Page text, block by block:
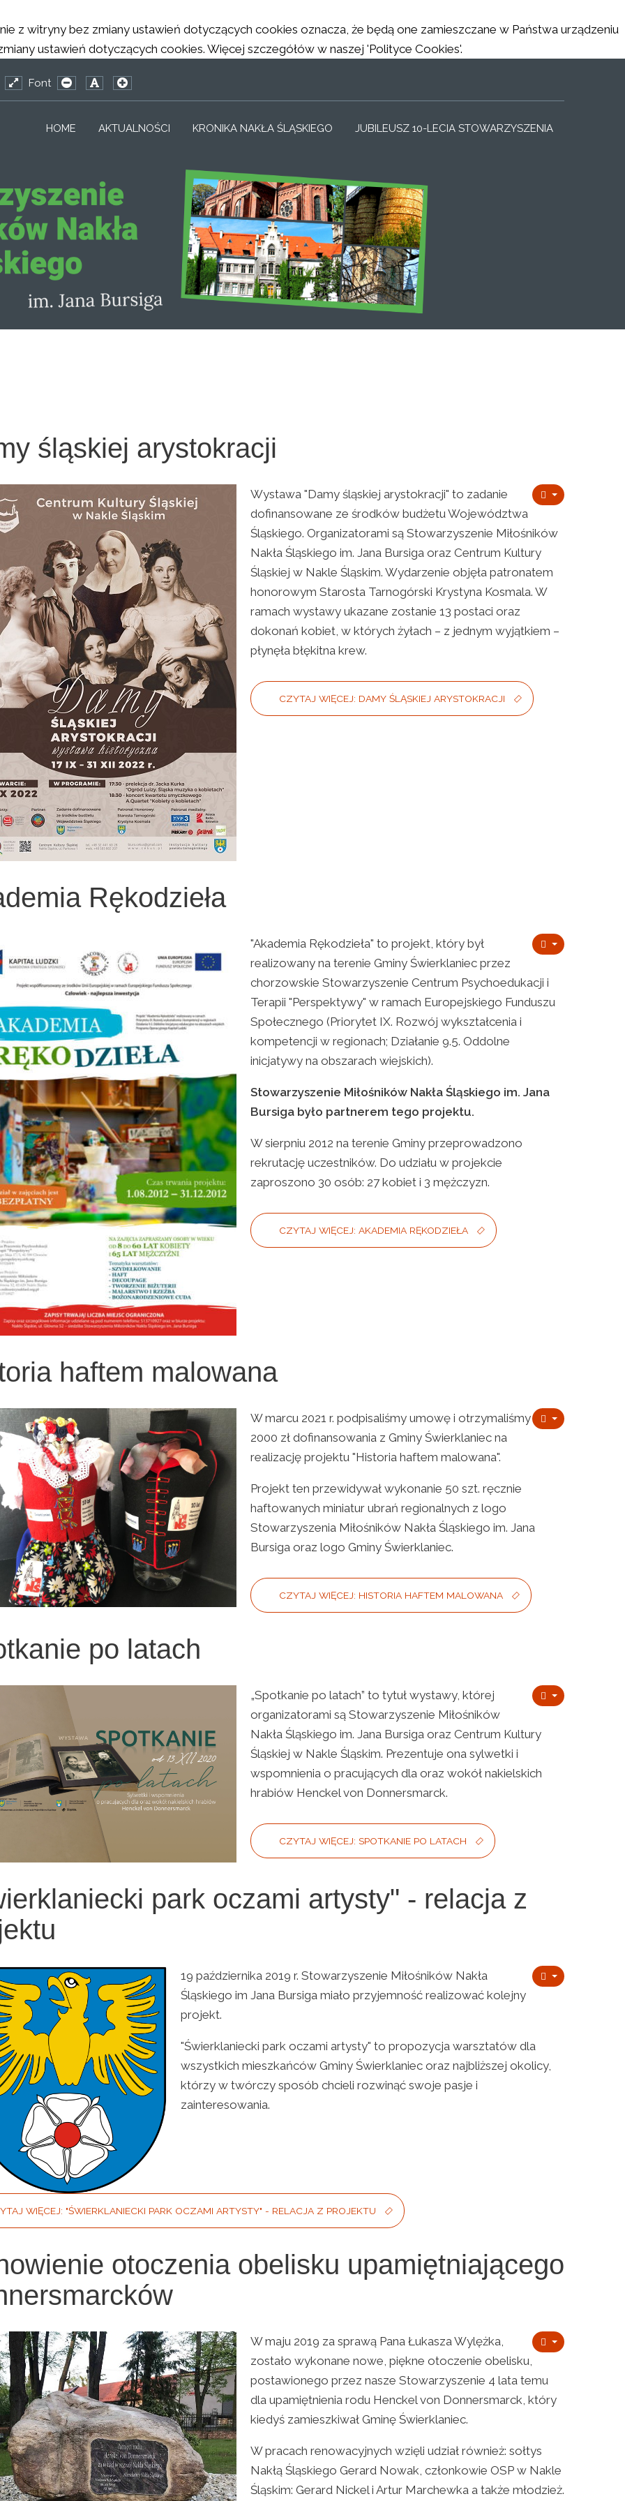
z witryny bez zmiany ustawień dotyczących cookies oznacza, że będą one zamieszczane w Państwa urządzeniu
ustawień dotyczących cookies. Więcej szczegółów w naszej 'Polityce Cookies'.
Font
HOME AKTUALNOŚCI KRONIKA NAKŁA ŚLĄSKIEGO JUBILEUSZ 10-LECIA STOWARZYSZENIA
śląskiej arystokracji
Wystawa "Damy śląskiej arystokracji" to zadanie
dofinansowane ze środków budżetu Województwa
Śląskiego. Organizatorami są Stowarzyszenie Miłośników
Nakła Śląskiego im. Jana Bursiga oraz Centrum Kultury
Śląskiej w Nakle Śląskim. Wydarzenie objęła patronatem
honorowym Starosta Tarnogórski Krystyna Kosmala. W
ramach wystawy ukazane zostanie 13 postaci oraz
dokonań kobiet, w których żyłach – z jednym wyjątkiem –
płynęła błękitna krew.
CZYTAJ WIĘCEJ: DAMY ŚLĄSKIEJ ARYSTOKRACJI
Rękodzieła
"Akademia Rękodzieła" to projekt, który był
realizowany na terenie Gminy Świerklaniec przez
chorzowskie Stowarzyszenie Centrum Psychoedukacji i
Terapii "Perspektywy" w ramach Europejskiego Funduszu
Społecznego (Priorytet IX. Rozwój wykształcenia i
kompetencji w regionach; Działanie 9.5. Oddolne
inicjatywy na obszarach wiejskich).
Stowarzyszenie Miłośników Nakła Śląskiego im. Jana
Bursiga było partnerem tego projektu.
W sierpniu 2012 na terenie Gminy przeprowadzono
rekrutację uczestników. Do udziału w projekcie
zaproszono 30 osób: 27 kobiet i 3 mężczyzn.
CZYTAJ WIĘCEJ: AKADEMIA RĘKODZIEŁA
haftem malowana
W marcu 2021 r. podpisaliśmy umowę i otrzymaliśmy
2000 zł dofinansowania z Gminy Świerklaniec na
realizację projektu "Historia haftem malowana".
Projekt ten przewidywał wykonanie 50 szt. ręcznie
haftowanych miniatur ubrań regionalnych z logo
Stowarzyszenia Miłośników Nakła Śląskiego im. Jana
Bursiga oraz logo Gminy Świerklaniec.
CZYTAJ WIĘCEJ: HISTORIA HAFTEM MALOWANA
po latach
„Spotkanie po latach” to tytuł wystawy, której
organizatorami są Stowarzyszenie Miłośników
Nakła Śląskiego im. Jana Bursiga oraz Centrum Kultury
Śląskiej w Nakle Śląskim. Prezentuje ona sylwetki i
wspomnienia o pracujących dla oraz wokół nakielskich
hrabiów Henckel von Donnersmarck.
CZYTAJ WIĘCEJ: SPOTKANIE PO LATACH
park oczami artysty" - relacja z
19 października 2019 r. Stowarzyszenie Miłośników Nakła
Śląskiego im Jana Bursiga miało przyjemność realizować kolejny
projekt.
"Świerklaniecki park oczami artysty" to propozycja warsztatów dla
wszystkich mieszkańców Gminy Świerklaniec oraz najbliższej okolicy,
którzy w twórczy sposób chcieli rozwinąć swoje pasje i
zainteresowania.
WIĘCEJ: "ŚWIERKLANIECKI PARK OCZAMI ARTYSTY" - RELACJA Z PROJEKTU
otoczenia obelisku upamiętniającego
W maju 2019 za sprawą Pana Łukasza Wylężka,
zostało wykonane nowe, piękne otoczenie obelisku,
postawionego przez nasze Stowarzyszenie 4 lata temu
dla upamiętnienia rodu Henckel von Donnersmarck, który
kiedyś zamieszkiwał Gminę Świerklaniec.
W pracach renowacyjnych wzięli udział również: sołtys
Nakłą Śląskiego Gerard Nowak, członkowie OSP w Nakle
Śląskim: Gerard Nickel i Artur Marchewka a także młodzież.